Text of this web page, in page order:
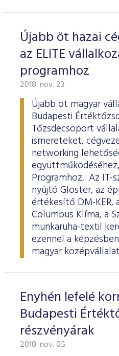
Újabb öt hazai
az ELITE
programhoz
2018. nov. 23.
Újabb öt magyar
Budapesti
Tőzsdecsoport
ismereteket,
networking
Programhoz. Az IT-
nyújtó Gloster, az
értékesítő DM-KER,
Columbus Klíma, a
munkaruha-textil
ezennel a
magyar
Enyhén lefelé
Budapesti
részvényárak
2018. nov. 05.